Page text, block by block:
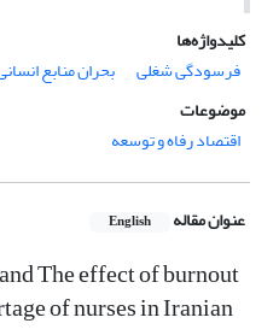
کلیدواژه‌ها
فرسودگی شغلی
بحران منابع
موضوعات
اقتصاد رفاه و توسعه
عنوان مقاله English
The effect of burnout
of nurses in Iranian